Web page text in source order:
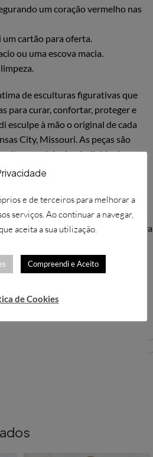
um coração vermelho nas
um cartão para oferta.
ou uma escova macia.
de esculturas figurativas que
para curar, confortar, proteger e
esculpe à mão o original de cada
City, Missouri. As peças são
originais e individualmente
revelada apenas por meio de
colocação das mãos, uma
da forma e a ausência de
Willow Tree. Susan espera que
tanto para quem as oferece e para
e de terceiros para melhorar a
serviços. Ao continuar a navegar,
aceita a sua utilização.
Compreendi e Aceito
de Cookies